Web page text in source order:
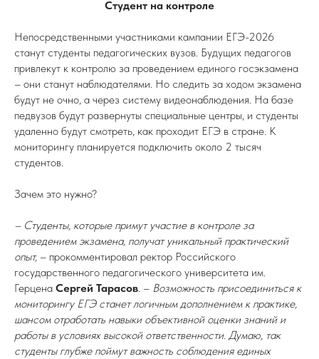
Студент на контроле
Непосредственными участниками кампании ЕГЭ-2026
станут студенты педагогических вузов. Будущих педагогов
привлекут к контролю за проведением единого госэкзамена
– они станут наблюдателями. Но следить за ходом экзамена
будут не очно, а через систему видеонаблюдения. На базе
педвузов будут развернуты специальные центры, и студенты
удаленно будут смотреть, как проходит ЕГЭ в стране. К
мониторингу планируется подключить около 2 тысяч
студентов.
Зачем это нужно?
– Студенты, которые примут участие в контроле за
проведением экзамена, получат уникальный практический
опыт, – прокомментировал ректор Российского
государственного педагогического университета им.
Герцена Сергей Тарасов. – Возможность присоединиться к
мониторингу ЕГЭ станет логичным дополнением к практике,
шансом отработать навыки объективной оценки знаний и
работы в условиях высокой ответственности. Думаю, так
студенты глубже поймут важность соблюдения единых